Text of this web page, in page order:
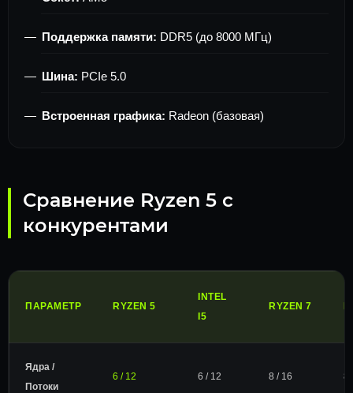
Поддержка памяти: DDR5 (до 8000 МГц)
Шина: PCIe 5.0
Встроенная графика: Radeon (базовая)
Сравнение Ryzen 5 с
конкурентами
ПАРАМЕТР RYZEN 5
INTEL
I5
RYZEN 7
Ядра /
Потоки
6 / 12 6 / 12 8 / 16 8